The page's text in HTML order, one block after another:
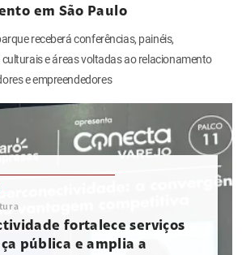
em São Paulo
receberá conferências, painéis,
e áreas voltadas ao relacionamento
e empreendedores
fortalece serviços
pública e amplia a